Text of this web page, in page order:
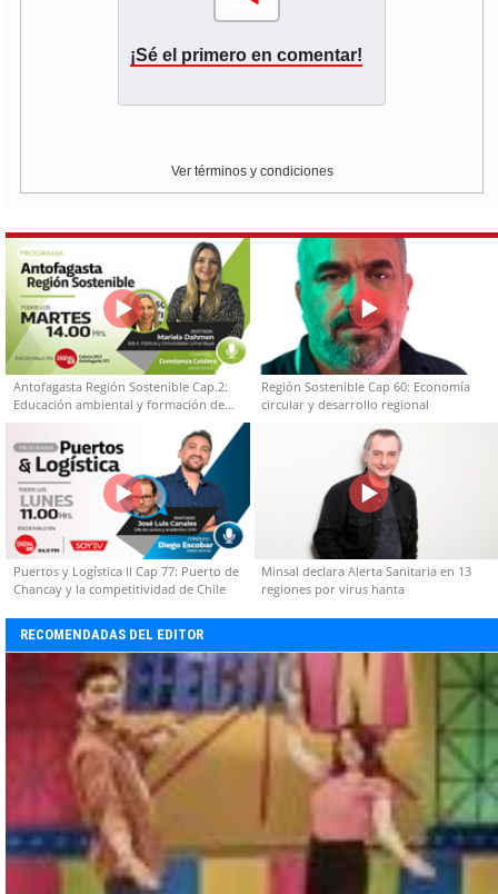
¡Sé el primero en comentar!
Ver términos y condiciones
Antofagasta Región Sostenible Cap.2:
Educación ambiental y formación de
capacidades técnicas
Región Sostenible Cap 60: Economía
circular y desarrollo regional
Puertos y Logística II Cap 77: Puerto de
Chancay y la competitividad de Chile
Minsal declara Alerta Sanitaria en 13
regiones por virus hanta
RECOMENDADAS DEL EDITOR